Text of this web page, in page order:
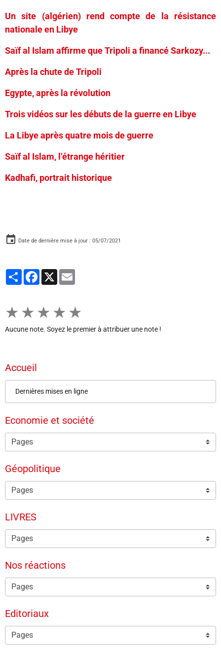
Un site (algérien) rend compte de la résistance
nationale en Libye
Saïf al Islam affirme que Tripoli a financé Sarkozy...
Après la chute de Tripoli
Egypte, après la révolution
Trois vidéos sur les débuts de la guerre en Libye
La Libye après quatre mois de guerre
Saïf al Islam, l’étrange héritier
Kadhafi, portrait historique
Date de dernière mise à jour : 05/07/2021
PartagerFacebook
X
★ ★ ★ ★ ★
Aucune note. Soyez le premier à attribuer une note !
Accueil
Dernières mises en ligne
Economie et société
Géopolitique
LIVRES
Nos réactions
Editoriaux